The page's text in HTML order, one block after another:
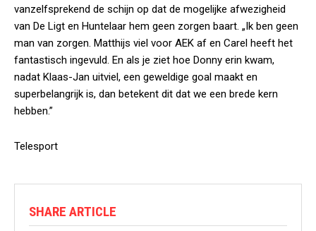
vanzelfsprekend de schijn op dat de mogelijke afwezigheid
van De Ligt en Huntelaar hem geen zorgen baart. „Ik ben geen
man van zorgen. Matthijs viel voor AEK af en Carel heeft het
fantastisch ingevuld. En als je ziet hoe Donny erin kwam,
nadat Klaas-Jan uitviel, een geweldige goal maakt en
superbelangrijk is, dan betekent dit dat we een brede kern
hebben.”
Telesport
SHARE ARTICLE